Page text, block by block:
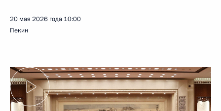
20 мая 2026 года 10:00
Пекин